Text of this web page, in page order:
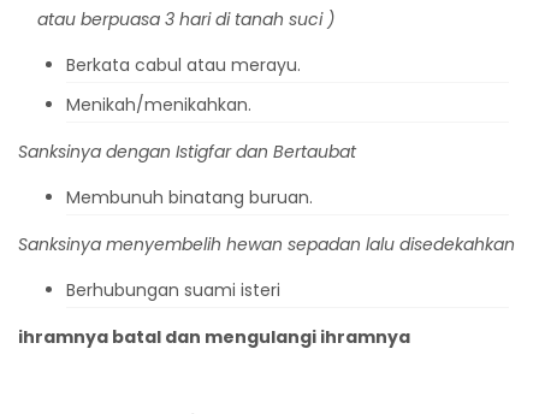
atau berpuasa 3 hari di tanah suci )
Berkata cabul atau merayu.
Menikah/menikahkan.
Sanksinya dengan Istigfar dan Bertaubat
Membunuh binatang buruan.
Sanksinya menyembelih hewan sepadan lalu disedekahkan
Berhubungan suami isteri
ihramnya batal dan mengulangi ihramnya